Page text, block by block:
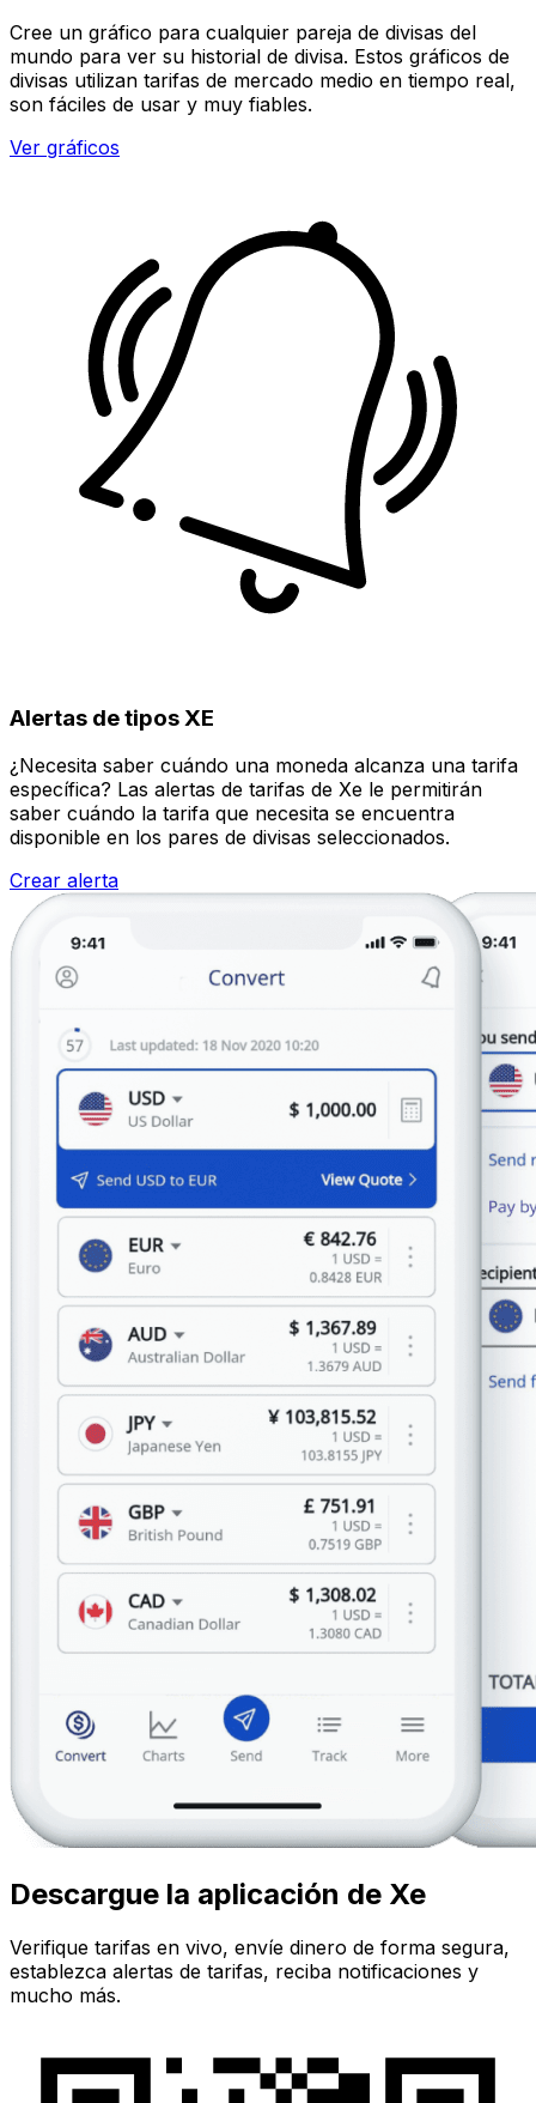
Cree un gráfico para cualquier pareja de divisas del
mundo para ver su historial de divisa. Estos gráficos de
divisas utilizan tarifas de mercado medio en tiempo real,
son fáciles de usar y muy fiables.
Ver gráficos
Alertas de tipos XE
¿Necesita saber cuándo una moneda alcanza una tarifa
específica? Las alertas de tarifas de Xe le permitirán
saber cuándo la tarifa que necesita se encuentra
disponible en los pares de divisas seleccionados.
Crear alerta
Descargue la aplicación de Xe
Verifique tarifas en vivo, envíe dinero de forma segura,
establezca alertas de tarifas, reciba notificaciones y
mucho más.